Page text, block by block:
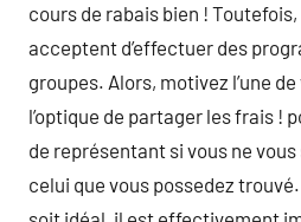
cours de rabais bien !
acceptent d’effectuer des
groupes. Alors, motivez l’une
l’optique de partager les frais !
de représentant si vous ne vous
celui que vous possedez